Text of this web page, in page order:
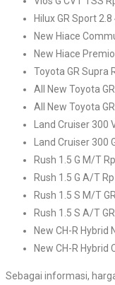
Hilux GR Sport
New Hiace
New Hiace
Toyota GR Supra
All New Toyota
All New Toyota
Land Cruiser 300
Land Cruiser 300
Rush 1.5 G M/T
Rush 1.5 G A/T
Rush 1.5 S M/T
Rush 1.5 S A/T
New CH-R Hybrid
New CH-R Hybrid
Sebagai informasi,